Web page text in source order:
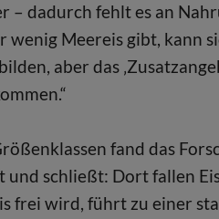
– dadurch fehlt es an
wenig Meereis gibt, kann
aber das
fand das
und schließt: Dort fallen
frei wird, führt zu einer